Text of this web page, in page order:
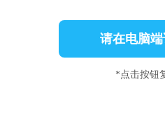
请在电脑
*点击按钮